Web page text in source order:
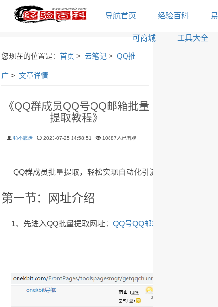
导航首页 经验百科 易
可商城 工具大全
您现在的位置是：首页 >云笔记 >QQ推
广 >文章详情
《QQ群成员QQ号QQ邮箱批量
提取教程》
特不靠谱 2023-07-25 14:58:51 10887人已围观
QQ群成员批量提取，轻松实现自动化引流，接下来将通过
第一节：网址介绍
1、先进入QQ批量提取网址：QQ号QQ邮箱批量采集器